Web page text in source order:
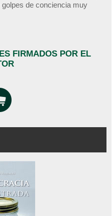
de conciencia muy
FIRMADOS POR EL